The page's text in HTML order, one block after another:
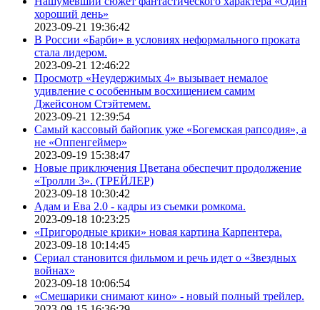
хороший день»
2023-09-21 19:36:42
В России «Барби» в условиях неформального проката
стала лидером.
2023-09-21 12:46:22
Просмотр «Неудержимых 4» вызывает немалое
удивление с особенным восхищением самим
Джейсоном Стэйтемем.
2023-09-21 12:39:54
Самый кассовый байопик уже «Богемская рапсодия», а
не «Оппенгеймер»
2023-09-19 15:38:47
Новые приключения Цветана обеспечит продолжение
«Тролли 3». (ТРЕЙЛЕР)
2023-09-18 10:30:42
Адам и Ева 2.0 - кадры из съемки ромкома.
2023-09-18 10:23:25
«Пригородные крики» новая картина Карпентера.
2023-09-18 10:14:45
Сериал становится фильмом и речь идет о «Звездных
войнах»
2023-09-18 10:06:54
«Смешарики снимают кино» - новый полный трейлер.